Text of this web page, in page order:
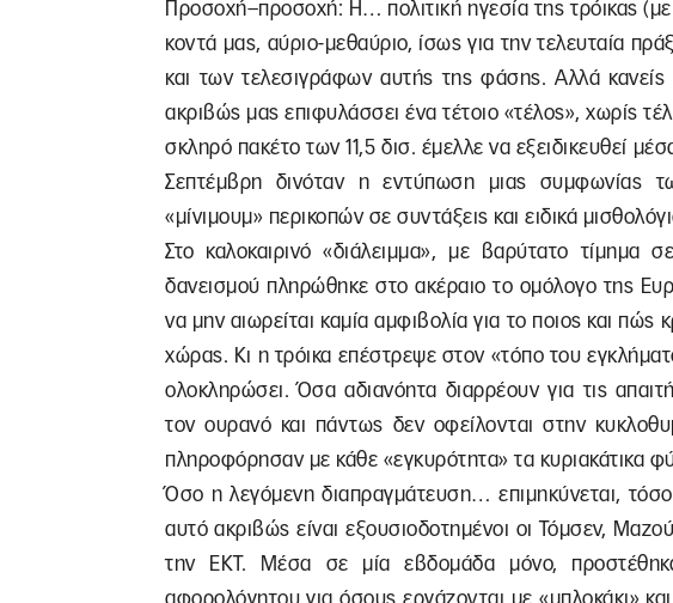
Προσοχή–προσοχή: H… πολιτική ηγεσία της τρόικας
κοντά μας, αύριο-μεθαύριο, ίσως για την τελευταία
και των τελεσιγράφων αυτής της φάσης. Αλλά κανείς
ακριβώς μας επιφυλάσσει ένα τέτοιο «τέλος», χωρίς
σκληρό πακέτο των 11,5 δισ. έμελλε να εξειδικευθεί
Σεπτέμβρη δινόταν η εντύπωση μιας συμφωνίας
«μίνιμουμ» περικοπών σε συντάξεις και ειδικά
Στο καλοκαιρινό «διάλειμμα», με βαρύτατο τίμημα
δανεισμού πληρώθηκε στο ακέραιο το ομόλογο της
να μην αιωρείται καμία αμφιβολία για το ποιος και πώς
χώρας. Κι η τρόικα επέστρεψε στον «τόπο του
ολοκληρώσει. Όσα αδιανόητα διαρρέουν για τις
τον ουρανό και πάντως δεν οφείλονται στην
πληροφόρησαν με κάθε «εγκυρότητα» τα κυριακάτικα
Όσο η λεγόμενη διαπραγμάτευση… επιμηκύνεται, τόσο
αυτό ακριβώς είναι εξουσιοδοτημένοι οι Τόμσεν,
την ΕΚΤ. Μέσα σε μία εβδομάδα μόνο,
αφορολόγητου για όσους εργάζονται με «μπλοκάκι»